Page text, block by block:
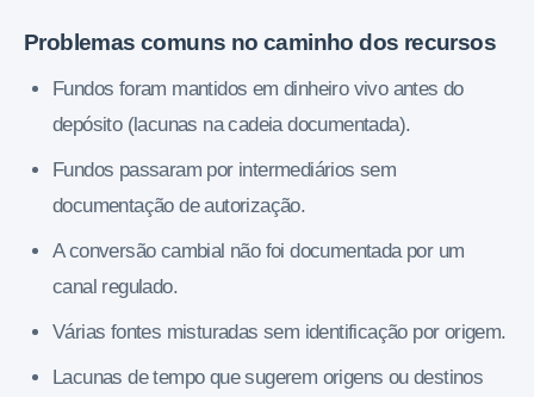
Problemas comuns no caminho dos recursos
Fundos foram mantidos em dinheiro vivo antes do
depósito (lacunas na cadeia documentada).
Fundos passaram por intermediários sem
documentação de autorização.
A conversão cambial não foi documentada por um
canal regulado.
Várias fontes misturadas sem identificação por origem.
Lacunas de tempo que sugerem origens ou destinos